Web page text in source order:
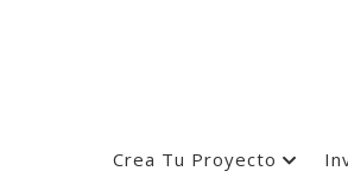
Crea Tu Proyecto